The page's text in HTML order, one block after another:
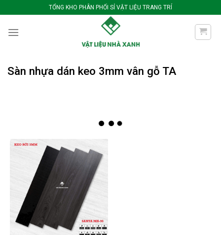
qua
nội
TỔNG KHO PHÂN PHỐI SỈ VẬT LIỆU TRANG TRÍ
Sàn nhựa dán keo 3mm vân gỗ TA